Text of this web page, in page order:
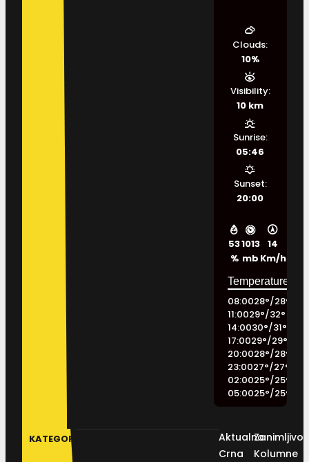
53
%
1013
mb
14
Km/h
Clouds:
10%
Visibility:
10 km
Sunrise:
05:46
Sunset:
20:00
08:0028°/28°
11:0029°/32°
14:0030°/31°
17:0029°/29°
20:0028°/28°
23:0027°/27°
02:0025°/25°
05:0025°/25°
KATEGORIJE
Aktualno
Crna
Kolumne